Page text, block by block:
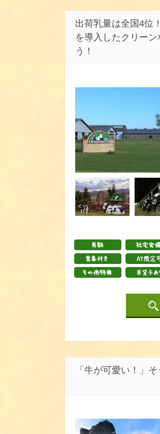
出荷乳量は全国4位
を導入したクリー
う！
「牛が可愛い！」